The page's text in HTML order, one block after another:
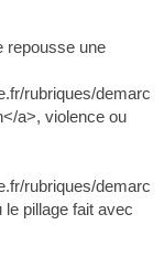
repousse une
rubriques/
a>, violence ou
rubriques/
pillage fait avec